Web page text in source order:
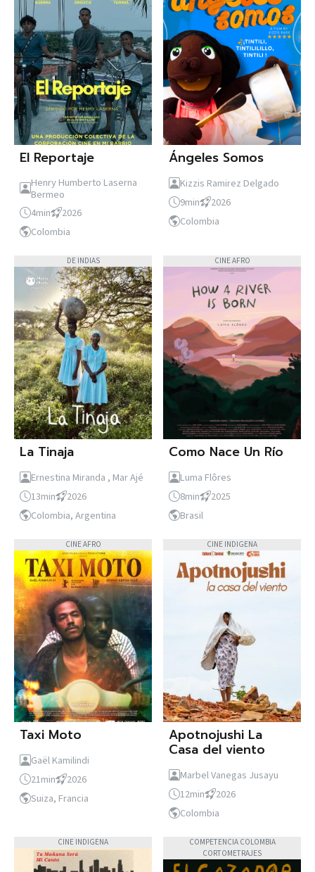
El Reportaje
Henry Humberto Laserna
Bermeo
4min
2026
Colombia
Ángeles Somos
Kizzis Ramirez Delgado
9min
2026
Colombia
DE INDIAS
La Tinaja
Ernestina Miranda , Mar Ajé
13min
2026
Colombia, Argentina
CINE AFRO
Como Nace Un Río
Luma Flôres
8min
2025
Brasil
CINE AFRO
Taxi Moto
Gaël Kamilindi
21min
2026
Suiza, Francia
CINE INDIGENA
Apotnojushi La
Casa del viento
Marbel Vanegas Jusayu
12min
2026
Colombia
CINE INDIGENA
COMPETENCIA COLOMBIA
CORTOMETRAJES